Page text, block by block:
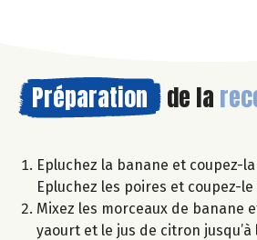
Préparation de la
Epluchez la banane et coupez-
Epluchez les poires et coupez-
Mixez les morceaux de banane
yaourt et le jus de citron jusqu’à